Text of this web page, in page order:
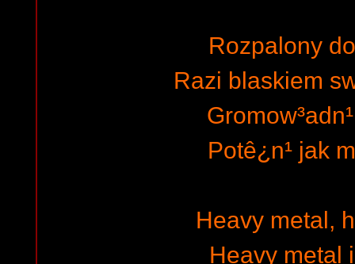
Rozpalony
Razi blaskiem
Potê¿n¹ jak
Heavy metal,
Heavy metal